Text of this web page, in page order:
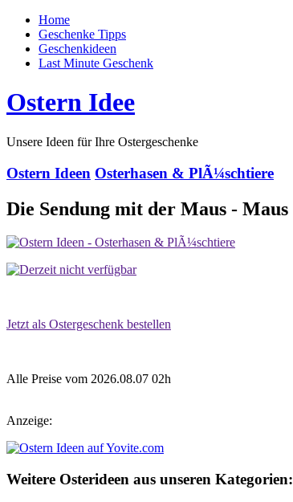
Home
Geschenke Tipps
Geschenkideen
Last Minute Geschenk
Ostern Idee
Unsere Ideen für Ihre Ostergeschenke
Ostern Ideen Osterhasen & PlÃ¼schtiere
Die Sendung mit der Maus - Maus
Jetzt als Ostergeschenk bestellen
Alle Preise vom 2026.08.07 02h
Anzeige:
Weitere Osterideen aus unseren Kategorien: